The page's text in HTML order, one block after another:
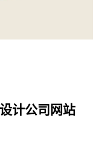
计公司网站